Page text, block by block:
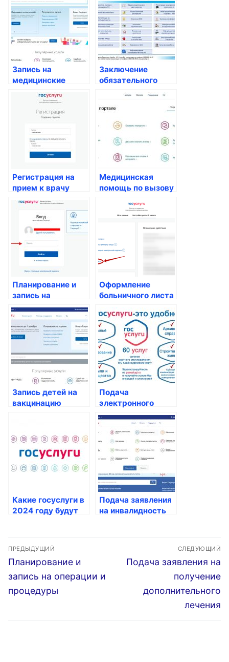
Запись на
медицинские
обследования и
анализы
Заключение
обязательного
Регистрация на
прием к врачу
online: удобство и
преимущества для
россиян
Медицинская
помощь по вызову
доступность для
Планирование и
запись на
операции и
процедуры
Оформление
больничного листа
online
Запись детей на
вакцинацию
Подача
электронного
заявления на
справки о
состоянии
здоровья
Какие госуслуги в
2024 году будут
Подача заявления
на инвалидность
Навигация
по
записям
ПРЕДЫДУЩИЙ
Предыдущая
запись:
Планирование и
запись на операции и
процедуры
СЛЕДУЮЩИЙ
Следующая
Подача заявления на
получение
дополнительного
лечения